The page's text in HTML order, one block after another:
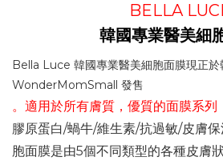
BELLA
韓國專業醫美細
Bella Luce 韓國專業醫美細胞面膜現正於
WonderMomSmall 發售
。適用於所有膚質，優質的面膜系列
膠原蛋白/蝸牛/維生素/抗過敏/皮膚
胞面膜是由5個不同類型的各種皮膚